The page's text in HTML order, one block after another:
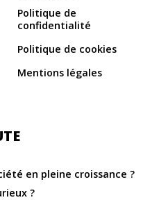
Politique de
confidentialité
Politique de cookies
Mentions légales
en pleine croissance ?
?